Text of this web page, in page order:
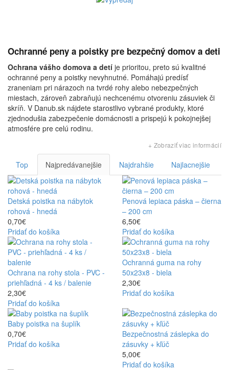
Ochranné peny a poistky pre bezpečný domov a deti
Ochrana vášho domova a detí je prioritou, preto sú kvalitné
ochranné peny a poistky nevyhnutné. Pomáhajú predísť
zraneniam pri nárazoch na tvrdé rohy alebo nebezpečných
miestach, zároveň zabraňujú nechcenému otvoreniu zásuviek či
skríň. V Danub.sk nájdete starostlivo vybrané produkty, ktoré
zjednodušia zabezpečenie domácnosti a prispejú k pokojnejšej
atmosfére pre celú rodinu.
+ Zobraziť viac informácií
bezpečnostnú záslepku do
zásuvky s kľúčom
baby poistku na šuplík
ochrana na rohy stola
Top Najpredávanejšie Najdrahšie Najlacnejšie
Detská poistka na nábytok
rohová - hnedá
0,70€
Pridať do košíka
Penová lepiaca páska – čierna
– 200 cm
6,50€
Pridať do košíka
Ochrana na rohy stola - PVC -
priehľadná - 4 ks / balenie
2,30€
Pridať do košíka
Ochranná guma na rohy
50x23x8 - biela
2,30€
Pridať do košíka
Baby poistka na šuplík
0,70€
Pridať do košíka
Bezpečnostná záslepka do
zásuvky + kľúč
5,00€
Pridať do košíka